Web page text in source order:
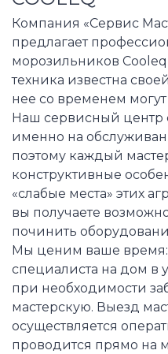
Компания «Сервис
предлагает
морозильников
техника известна
нее со временем
Наш сервисный центр
именно на
поэтому каждый
конструктивные
«слабые места» этих
вы получаете
починить
Мы ценим ваше время:
специалиста на дом в
при необходимости
мастерскую. Выезд
осуществляется
проводится прямо на